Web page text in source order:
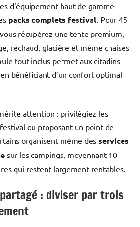
d’équipement haut de gamme
packs complets festival . Pour 45
récupérez une tente premium,
réchaud, glacière et même chaises
tout inclus permet aux citadins
bénéficiant d’un confort optimal
attention : privilégiez les
ou proposant un point de
organisent même des services
sur les campings, moyennant 10
qui restent largement rentables.
: diviser par trois